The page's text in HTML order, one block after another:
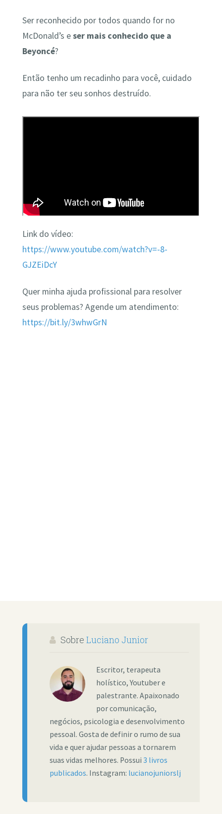
Ser reconhecido por todos quando for no
McDonald’s eser mais conhecido que a
Beyoncé?
Então tenho um recadinho para você, cuidado
para não ter seu sonhos destruído.
Link do vídeo:
https://www.youtube.com/watch?v=-8-
GJZEiDcY
Quer minha ajuda profissional para resolver
seus problemas? Agende um atendimento:
https://bit.ly/3whwGrN
Sobre Luciano Junior
Escritor, terapeuta
holístico, Youtuber e
palestrante. Apaixonado
por comunicação,
negócios, psicologia e desenvolvimento
pessoal. Gosta de definir o rumo de sua
vida e quer ajudar pessoas a tornarem
suas vidas melhores. Possui 3 livros
publicados. Instagram: lucianojuniorslj